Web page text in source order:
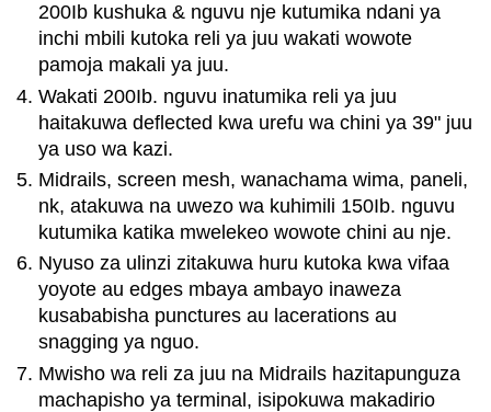
200Ib kushuka & nguvu nje kutumika ndani ya
inchi mbili kutoka reli ya juu wakati wowote
pamoja makali ya juu.
Wakati 200Ib. nguvu inatumika reli ya juu
haitakuwa deflected kwa urefu wa chini ya 39" juu
ya uso wa kazi.
Midrails, screen mesh, wanachama wima, paneli,
nk, atakuwa na uwezo wa kuhimili 150Ib. nguvu
kutumika katika mwelekeo wowote chini au nje.
Nyuso za ulinzi zitakuwa huru kutoka kwa vifaa
yoyote au edges mbaya ambayo inaweza
kusababisha punctures au lacerations au
snagging ya nguo.
Mwisho wa reli za juu na Midrails hazitapunguza
machapisho ya terminal, isipokuwa makadirio